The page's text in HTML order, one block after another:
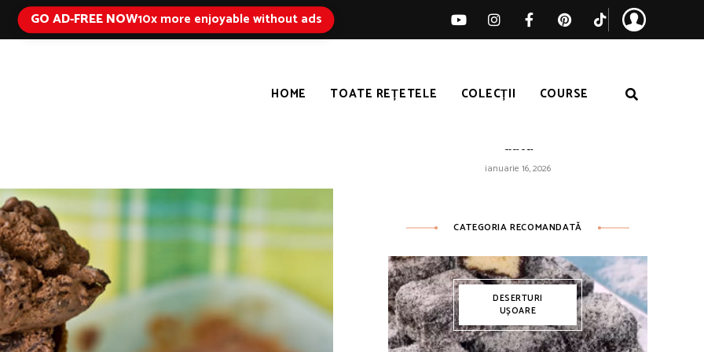
GO AD-FREE NOW10x more enjoyable without ads
HOME TOATE REȚETELE COLECȚII COURSE
dată
ianuarie 16, 2026
CATEGORIA RECOMANDATĂ
DESERTURI
UȘOARE